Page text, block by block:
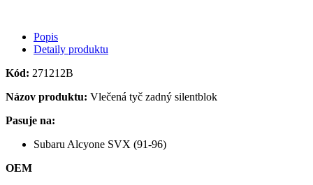
Popis
Detaily produktu
Kód: 271212B
Názov produktu: Vlečená tyč zadný silentblok
Pasuje na:
Subaru Alcyone SVX (91-96)
OEM